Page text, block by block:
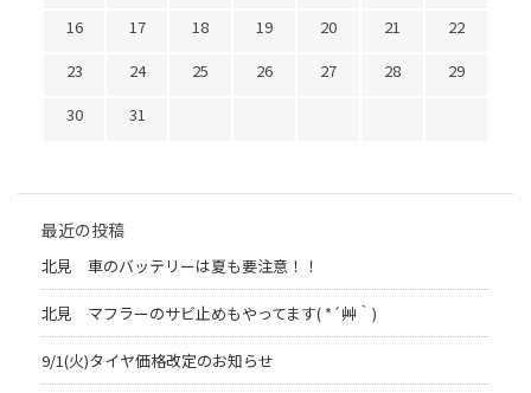
16
17 18 19 20 21
22
23
24 25 26 27 28
29
30
31
最近の投稿
北見 車のバッテリーは夏も要注意！！
北見 マフラーのサビ止めもやってます( *´艸｀)
9/1(火)タイヤ価格改定のお知らせ